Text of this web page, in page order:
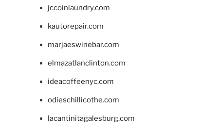
jccoinlaundry.com
kautorepair.com
marjaeswinebar.com
elmazatlanclinton.com
ideacoffeenyc.com
odieschillicothe.com
lacantinitagalesburg.com